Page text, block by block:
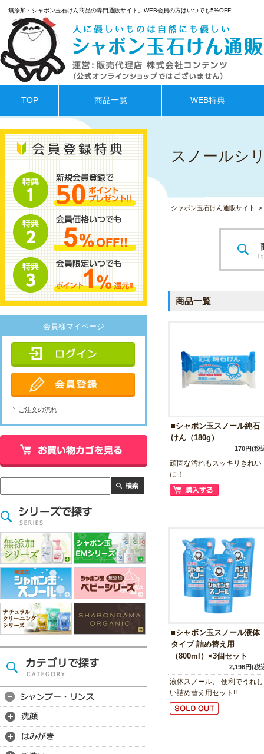
無添加・シャボン玉石けん商品の専門通販サイト。WEB会員の方はいつでも5%OFF!
TOP 商品一覧 WEB特典
会員様マイページ
ご注文の流れ
スノールシ
シャボン玉石けん通販サイト >
商品一覧
■シャボン玉スノール純石
けん（180g）
170円(税
頑固な汚れもスッキリきれい
に！
■シャボン玉スノール液体
タイプ 詰め替え用
（800ml）×3個セット
2,196円(税
液体スノール、 便利でうれし
い詰め替え用セット!!